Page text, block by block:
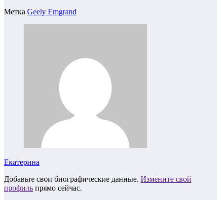
Метка Geely Emgrand
Екатерина
Добавьте свои биографические данные. Измените свой
профиль прямо сейчас.